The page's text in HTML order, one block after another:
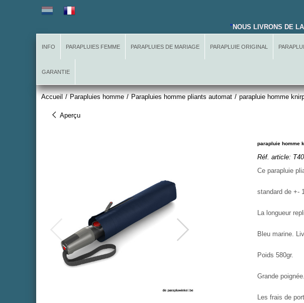
" NOUS LIVRONS DE
INFO PARAPLUIES FEMME PARAPLUIES DE MARIAGE PARAPLUIE ORIGINAL
GARANTIE
Accueil / Parapluies homme / Parapluies homme pliants automat / parapluie homme
Aperçu
parapluie homme
Réf. article:
Ce parapluie
standard de +-
La longueur
Bleu marine.
Poids 580gr.
Grande
Les frais de